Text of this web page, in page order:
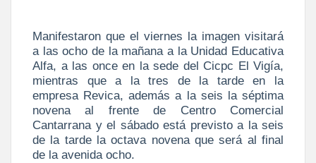
Manifestaron que el viernes la imagen visitará
a las ocho de la mañana a la Unidad Educativa
Alfa, a las once en la sede del Cicpc El Vigía,
mientras que a la tres de la tarde en la
empresa Revica, además a la seis la séptima
novena al frente de Centro Comercial
Cantarrana y el sábado está previsto a la seis
de la tarde la octava novena que será al final
de la avenida ocho.